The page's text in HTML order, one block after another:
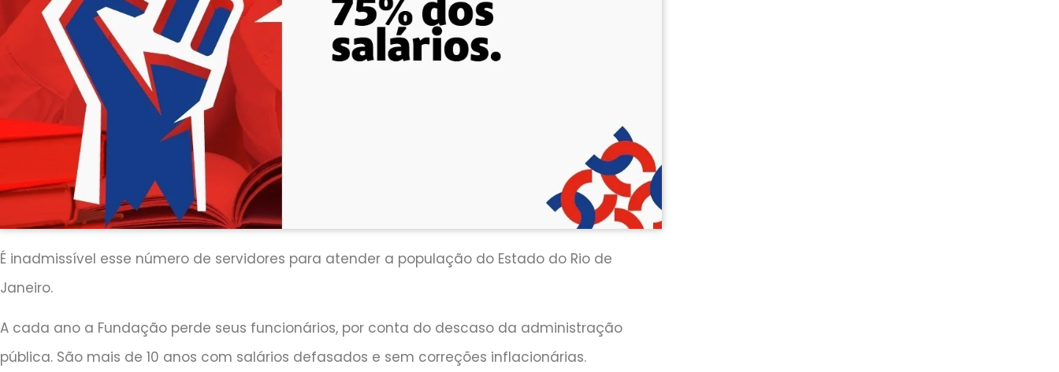
É inadmissível esse número de servidores para atender a população do Estado do Rio de
Janeiro.
A cada ano a Fundação perde seus funcionários, por conta do descaso da administração
pública. São mais de 10 anos com salários defasados e sem correções inflacionárias.